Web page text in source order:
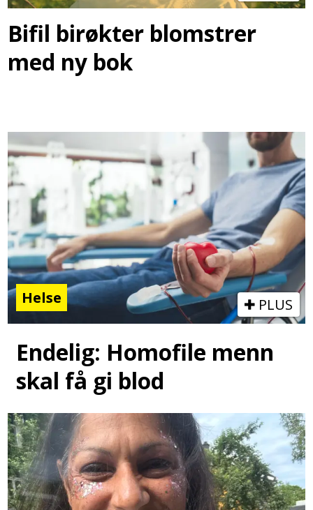
Bifil birøkter blomstrer
med ny bok
Helse PLUS
Endelig: Homofile menn
skal få gi blod